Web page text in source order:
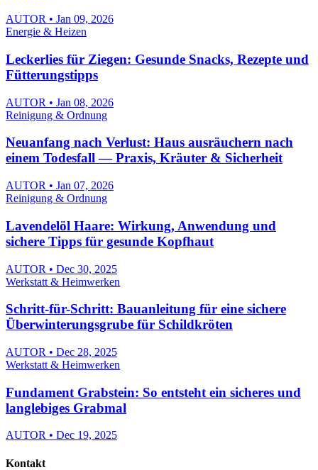
AUTOR • Jan 09, 2026
Energie & Heizen
Leckerlies für Ziegen: Gesunde Snacks, Rezepte und
Fütterungstipps
AUTOR • Jan 08, 2026
Reinigung & Ordnung
Neuanfang nach Verlust: Haus ausräuchern nach
einem Todesfall — Praxis, Kräuter & Sicherheit
AUTOR • Jan 07, 2026
Reinigung & Ordnung
Lavendelöl Haare: Wirkung, Anwendung und
sichere Tipps für gesunde Kopfhaut
AUTOR • Dec 30, 2025
Werkstatt & Heimwerken
Schritt-für-Schritt: Bauanleitung für eine sichere
Überwinterungsgrube für Schildkröten
AUTOR • Dec 28, 2025
Werkstatt & Heimwerken
Fundament Grabstein: So entsteht ein sicheres und
langlebiges Grabmal
AUTOR • Dec 19, 2025
Kontakt